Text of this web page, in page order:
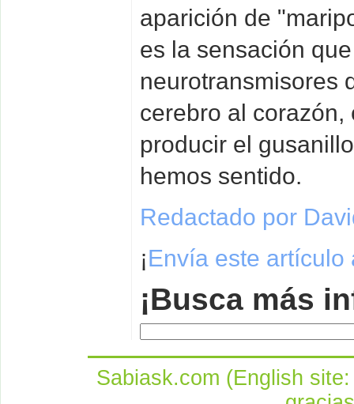
aparición de
es la sensación
neurotransmisores
cerebro al
producir el
hemos sentido.
Redactado por
¡Envía este artículo
¡Busca más
Sabiask.com (English